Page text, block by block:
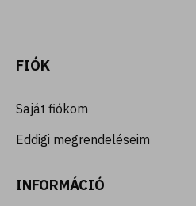
FIÓK
Saját fiókom
Eddigi megrendeléseim
INFORMÁCIÓ